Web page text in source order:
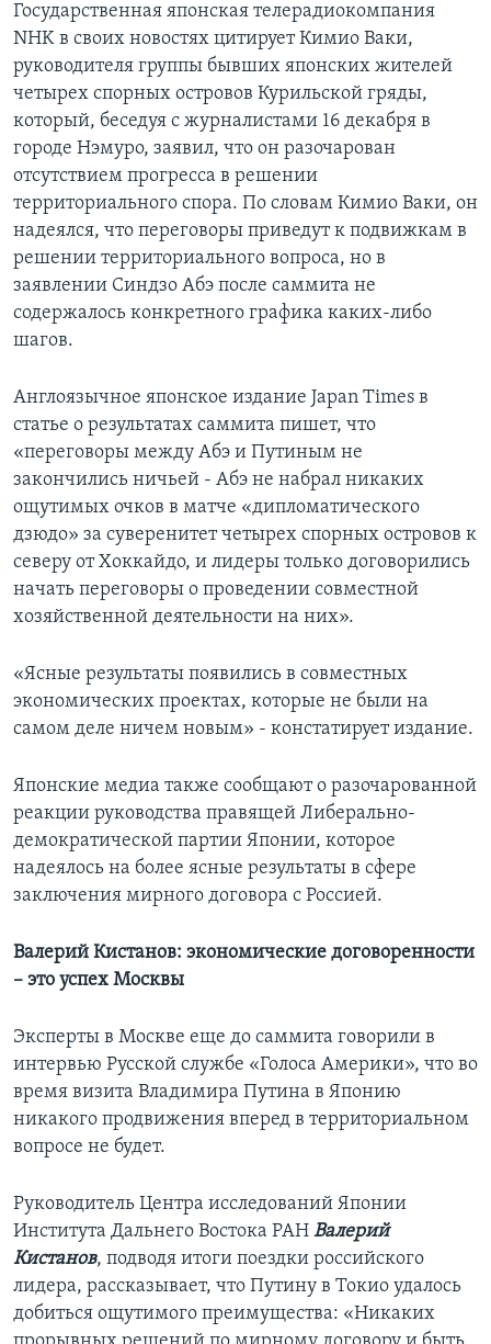
Государственная японская телерадиокомпания
NHK в своих новостях цитирует Кимио Ваки,
руководителя группы бывших японских жителей
четырех спорных островов Курильской гряды,
который, беседуя с журналистами 16 декабря в
городе Нэмуро, заявил, что он разочарован
отсутствием прогресса в решении
территориального спора. По словам Кимио Ваки, он
надеялся, что переговоры приведут к подвижкам в
решении территориального вопроса, но в
заявлении Синдзо Абэ после саммита не
содержалось конкретного графика каких-либо
шагов.
Англоязычное японское издание Japan Times в
статье о результатах саммита пишет, что
«переговоры между Абэ и Путиным не
закончились ничьей - Абэ не набрал никаких
ощутимых очков в матче «дипломатического
дзюдо» за суверенитет четырех спорных островов к
северу от Хоккайдо, и лидеры только договорились
начать переговоры о проведении совместной
хозяйственной деятельности на них».
«Ясные результаты появились в совместных
экономических проектах, которые не были на
самом деле ничем новым» - констатирует издание.
Японские медиа также сообщают о разочарованной
реакции руководства правящей Либерально-
демократической партии Японии, которое
надеялось на более ясные результаты в сфере
заключения мирного договора с Россией.
Валерий Кистанов: экономические договоренности
– это успех Москвы
Эксперты в Москве еще до саммита говорили в
интервью Русской службе «Голоса Америки», что во
время визита Владимира Путина в Японию
никакого продвижения вперед в территориальном
вопросе не будет.
Руководитель Центра исследований Японии
Института Дальнего Востока РАН Валерий
Кистанов, подводя итоги поездки российского
лидера, рассказывает, что Путину в Токио удалось
добиться ощутимого преимущества: «Никаких